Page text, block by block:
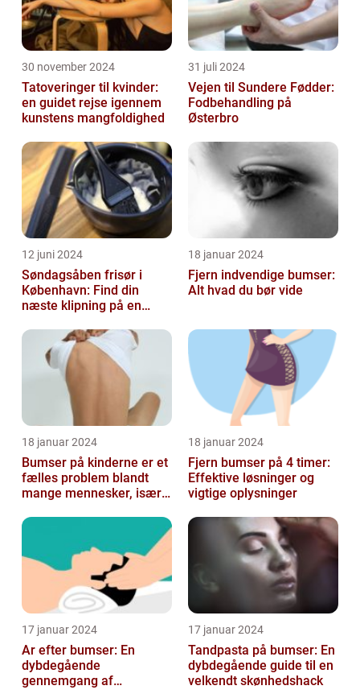
30 november 2024
Tatoveringer til kvinder:
en guidet rejse igennem
kunstens mangfoldighed
31 juli 2024
Vejen til Sundere Fødder:
Fodbehandling på
Østerbro
12 juni 2024
Søndagsåben frisør i
København: Find din
næste klipning på en
18 januar 2024
Fjern indvendige bumser:
Alt hvad du bør vide
18 januar 2024
Bumser på kinderne er et
fælles problem blandt
mange mennesker, især
kosmetikfor...
18 januar 2024
Fjern bumser på 4 timer:
Effektive løsninger og
vigtige oplysninger
17 januar 2024
Ar efter bumser: En
dybdegående
gennemgang af
17 januar 2024
Tandpasta på bumser: En
dybdegående guide til en
velkendt skønhedshack